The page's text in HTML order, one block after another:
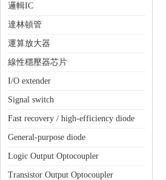
邏輯IC
達林頓管
運算放大器
線性穩壓器芯片
I/O extender
Signal switch
Fast recovery / high-efficiency diode
General-purpose diode
Logic Output Optocoupler
Transistor Output Optocoupler